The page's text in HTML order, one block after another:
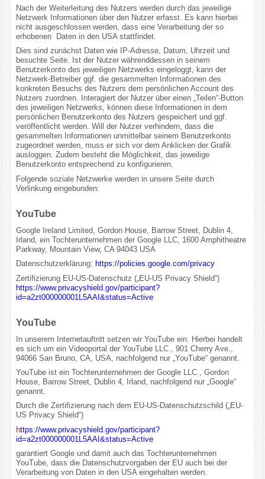
Nach der Weiterleitung des Nutzers werden durch das jeweilige
Netzwerk Informationen über den Nutzer erfasst. Es kann hierbei
nicht ausgeschlossen werden, dass eine Verarbeitung der so
erhobenen Daten in den USA stattfindet.
Dies sind zunächst Daten wie IP-Adresse, Datum, Uhrzeit und
besuchte Seite. Ist der Nutzer währenddessen in seinem
Benutzerkonto des jeweiligen Netzwerks eingeloggt, kann der
Netzwerk-Betreiber ggf. die gesammelten Informationen des
konkreten Besuchs des Nutzers dem persönlichen Account des
Nutzers zuordnen. Interagiert der Nutzer über einen „Teilen“-Button
des jeweiligen Netzwerks, können diese Informationen in dem
persönlichen Benutzerkonto des Nutzers gespeichert und ggf.
veröffentlicht werden. Will der Nutzer verhindern, dass die
gesammelten Informationen unmittelbar seinem Benutzerkonto
zugeordnet werden, muss er sich vor dem Anklicken der Grafik
ausloggen. Zudem besteht die Möglichkeit, das jeweilige
Benutzerkonto entsprechend zu konfigurieren.
Folgende soziale Netzwerke werden in unsere Seite durch
Verlinkung eingebunden:
YouTube
Google Ireland Limited, Gordon House, Barrow Street, Dublin 4,
Irland, ein Tochterunternehmen der Google LLC, 1600 Amphitheatre
Parkway, Mountain View, CA 94043 USA
Datenschutzerklärung: https://policies.google.com/privacy
Zertifizierung EU-US-Datenschutz („EU-US Privacy Shield“)
https://www.privacyshield.gov/participant?
id=a2zt000000001L5AAI&status=Active
YouTube
In unserem Internetauftritt setzen wir YouTube ein. Hierbei handelt
es sich um ein Videoportal der YouTube LLC., 901 Cherry Ave.,
94066 San Bruno, CA, USA, nachfolgend nur „YouTube“ genannt.
YouTube ist ein Tochterunternehmen der Google LLC., Gordon
House, Barrow Street, Dublin 4, Irland, nachfolgend nur „Google“
genannt.
Durch die Zertifizierung nach dem EU-US-Datenschutzschild („EU-
US Privacy Shield“)
https://www.privacyshield.gov/participant?
id=a2zt000000001L5AAI&status=Active
garantiert Google und damit auch das Tochterunternehmen
YouTube, dass die Datenschutzvorgaben der EU auch bei der
Verarbeitung von Daten in den USA eingehalten werden.